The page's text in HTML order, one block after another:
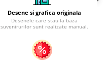
Desene si grafica originala
Desenele care stau la baza
suvenirurilor sunt realizate manual.